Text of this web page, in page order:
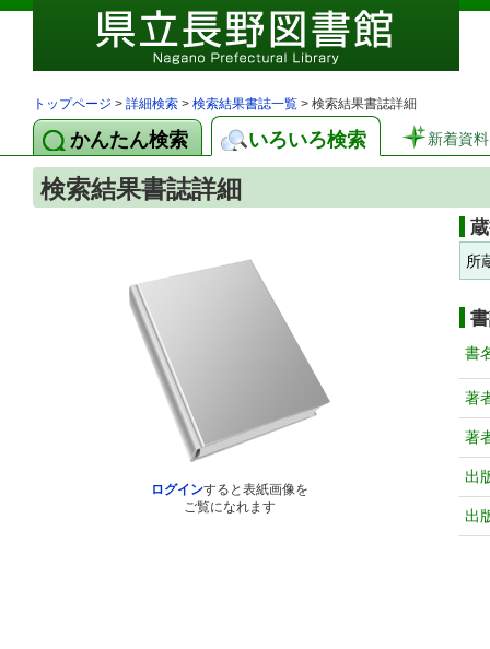
トップページ > 詳細検索 > 検索結果書誌一覧 > 検索結果書誌詳細
かんたん検索 いろいろ検索 新着資料
検索結果書誌詳細
ログインすると表紙画像を
ご覧になれます
所
書
著
著
出
出